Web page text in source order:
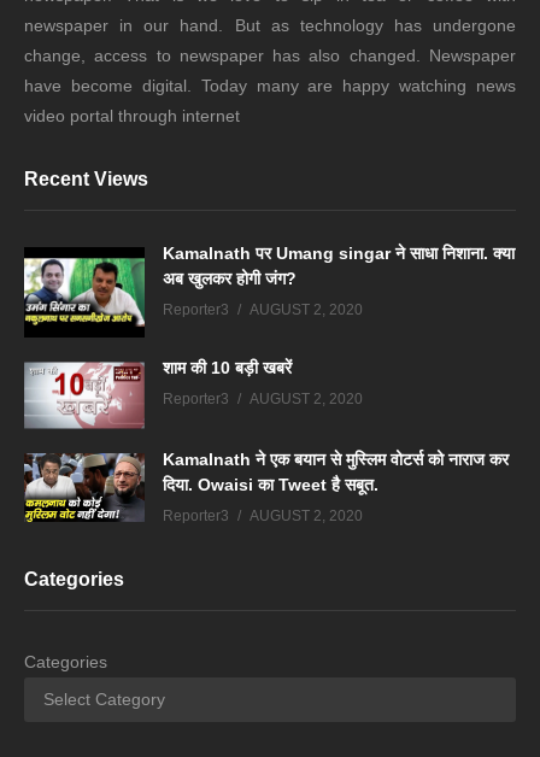
newspaper in our hand. But as technology has undergone
change, access to newspaper has also changed. Newspaper
have become digital. Today many are happy watching news
video portal through internet
Recent Views
Kamalnath पर Umang singar ने साधा निशाना. क्या
अब खुलकर होगी जंग?
Reporter3 AUGUST 2, 2020
शाम की 10 बड़ी खबरें
Reporter3 AUGUST 2, 2020
Kamalnath ने एक बयान से मुस्लिम वोटर्स को नाराज कर
दिया. Owaisi का Tweet है सबूत.
Reporter3 AUGUST 2, 2020
Categories
Categories